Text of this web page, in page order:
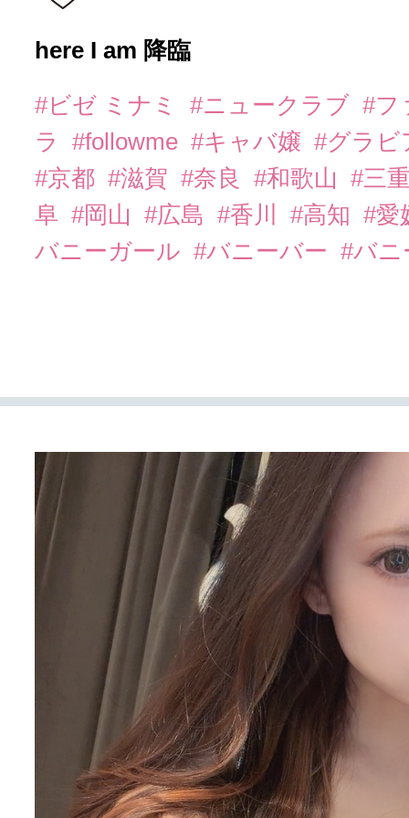
here I am 降臨
#ビゼ ミナミ #ニュークラブ #フ
ラ
#followme #キャバ嬢 #グラ
#京都 #滋賀 #奈良 #和歌山
#三
阜 #岡山 #広島 #香川 #高知 #愛
バニーガール #バニーバー #バ